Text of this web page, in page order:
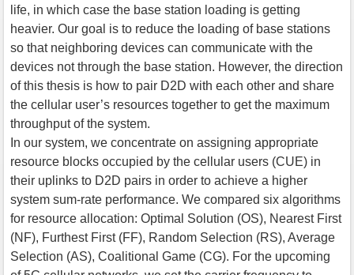
life, in which case the base station loading is getting
heavier. Our goal is to reduce the loading of base stations
so that neighboring devices can communicate with the
devices not through the base station. However, the direction
of this thesis is how to pair D2D with each other and share
the cellular user’s resources together to get the maximum
throughput of the system.
In our system, we concentrate on assigning appropriate
resource blocks occupied by the cellular users (CUE) in
their uplinks to D2D pairs in order to achieve a higher
system sum-rate performance. We compared six algorithms
for resource allocation: Optimal Solution (OS), Nearest First
(NF), Furthest First (FF), Random Selection (RS), Average
Selection (AS), Coalitional Game (CG). For the upcoming